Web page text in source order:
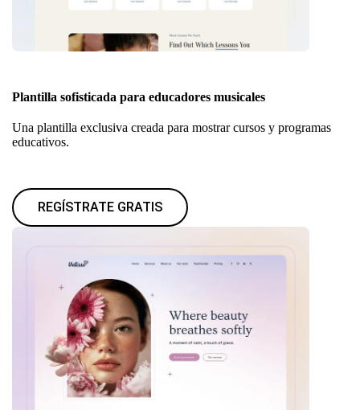
Plantilla sofisticada para educadores musicales
Una plantilla exclusiva creada para mostrar cursos y programas
educativos.
REGÍSTRATE GRATIS